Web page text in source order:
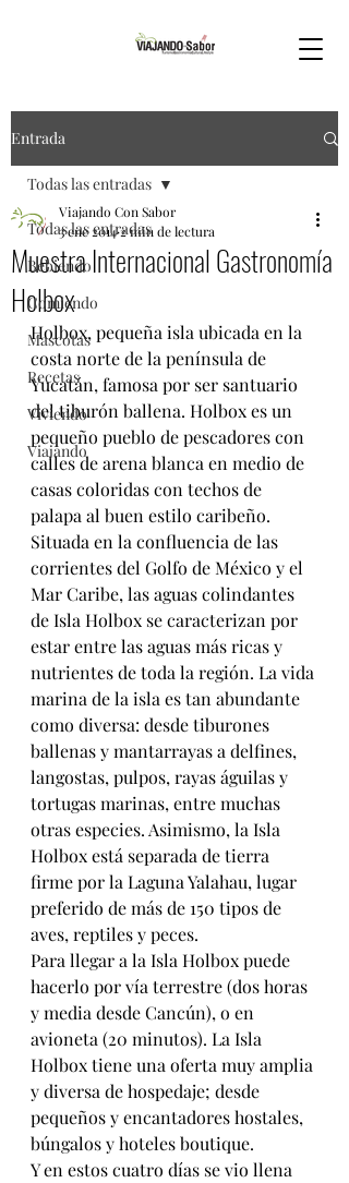
Entrada
Todas las entradas
Bebiendo
Comiendo
Mascotas
Recetas
Viviendo
Viajando
Todas las entradas
Muestra Internacional Gastronomía
Holbox
Viajando Con Sabor
3 ene 20142 min de lectura
Holbox, pequeña isla ubicada en la
costa norte de la península de
Yucatán, famosa por ser santuario
del tiburón ballena. Holbox es un
pequeño pueblo de pescadores con
calles de arena blanca en medio de
casas coloridas con techos de
palapa al buen estilo caribeño.
Situada en la confluencia de las
corrientes del Golfo de México y el
Mar Caribe, las aguas colindantes
de Isla Holbox se caracterizan por
estar entre las aguas más ricas y
nutrientes de toda la región. La vida
marina de la isla es tan abundante
como diversa: desde tiburones
ballenas y mantarrayas a delfines,
langostas, pulpos, rayas águilas y
tortugas marinas, entre muchas
otras especies. Asimismo, la Isla
Holbox está separada de tierra
firme por la Laguna Yalahau, lugar
preferido de más de 150 tipos de
aves, reptiles y peces.
Para llegar a la Isla Holbox puede
hacerlo por vía terrestre (dos horas
y media desde Cancún), o en
avioneta (20 minutos). La Isla
Holbox tiene una oferta muy amplia
y diversa de hospedaje; desde
pequeños y encantadores hostales,
búngalos y hoteles boutique.
Y en estos cuatro días se vio llena